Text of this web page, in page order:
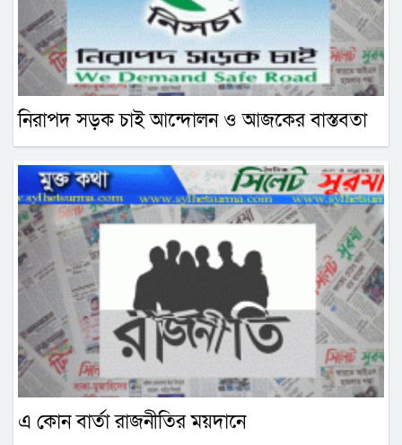
নিরাপদ সড়ক চাই আন্দোলন ও আজকের বাস্তবতা
এ কোন বার্তা রাজনীতির ময়দানে